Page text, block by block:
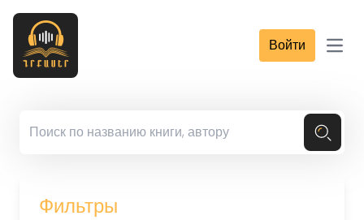
Войти
Фильтры